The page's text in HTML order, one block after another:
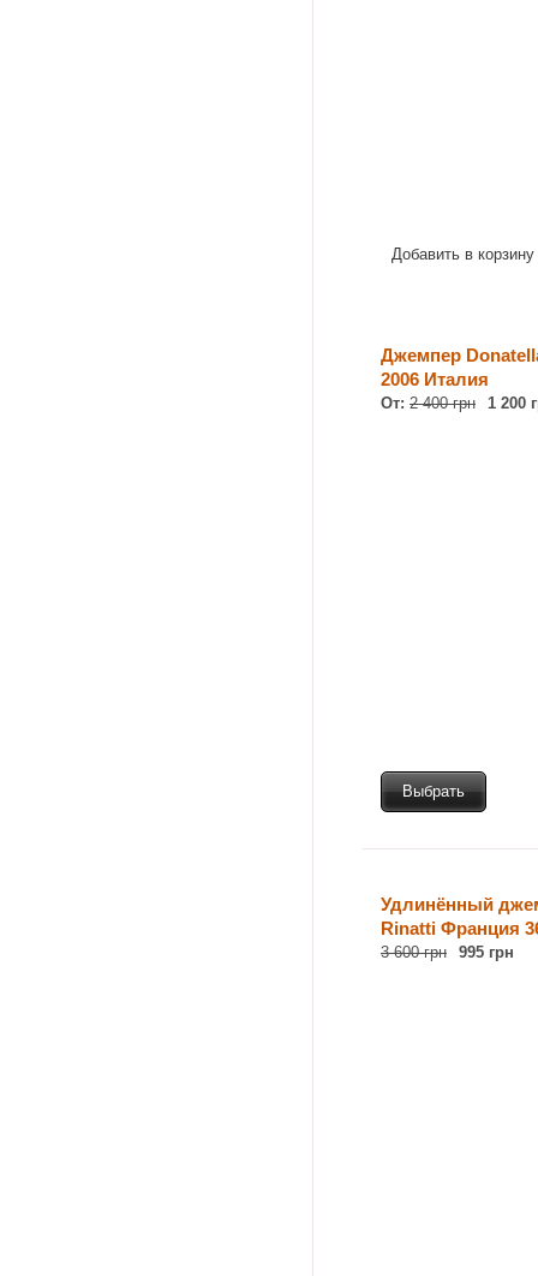
Добавить в корзину
Джемпер
2006 Италия
От: 2 400 грн 1 200
Выбрать
Удлинённый
Rinatti Франция
3 600 грн 995 грн